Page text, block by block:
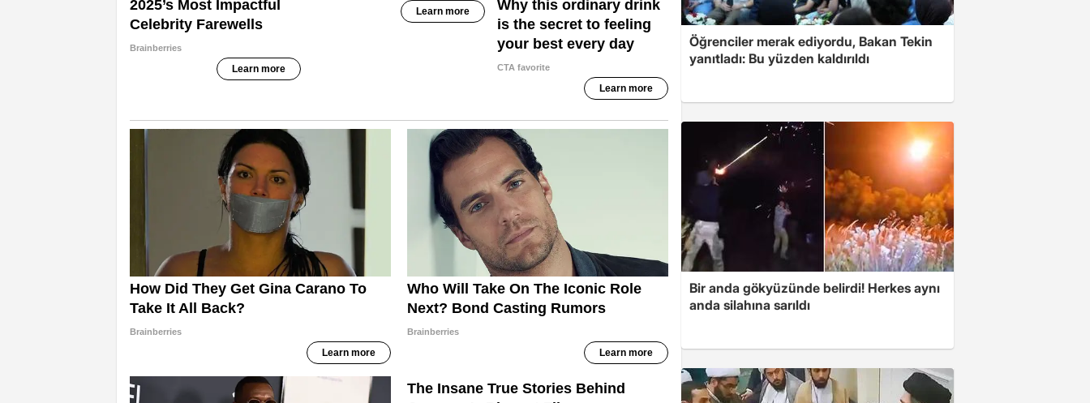
Öğrenciler merak ediyordu, Bakan Tekin
yanıtladı: Bu yüzden kaldırıldı
Bir anda gökyüzünde belirdi! Herkes aynı
anda silahına sarıldı